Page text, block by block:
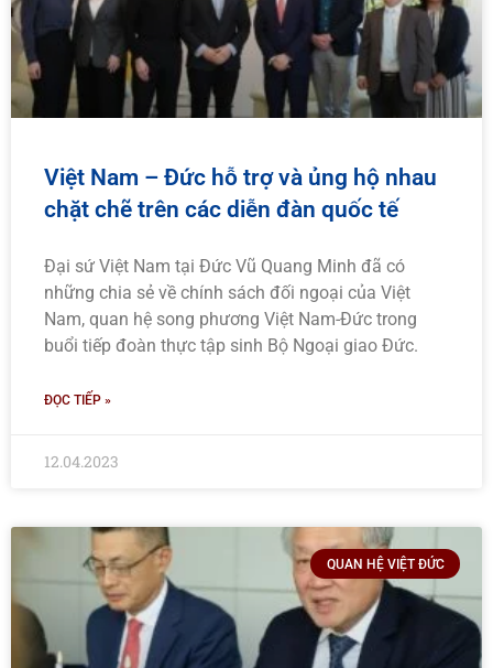
Việt Nam – Đức hỗ trợ và ủng hộ nhau
chặt chẽ trên các diễn đàn quốc tế
Đại sứ Việt Nam tại Đức Vũ Quang Minh đã có
những chia sẻ về chính sách đối ngoại của Việt
Nam, quan hệ song phương Việt Nam-Đức trong
buổi tiếp đoàn thực tập sinh Bộ Ngoại giao Đức.
ĐỌC TIẾP »
12.04.2023
QUAN HỆ VIỆT ĐỨC